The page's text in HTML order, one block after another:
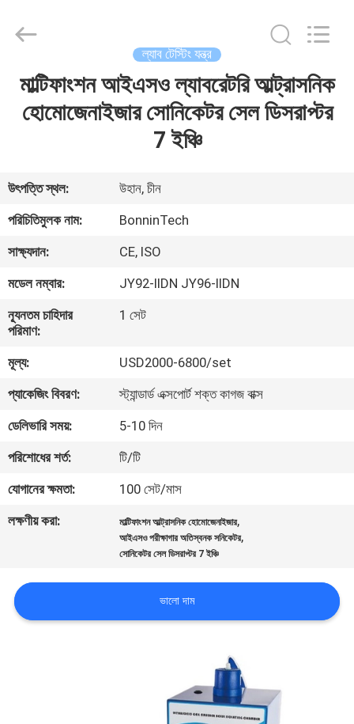
বাড়ি
ভিডিও
সম্পর্কে
কারখানা
মান
নিয়ন্ত্রণ
করুন
জন্য
আবেদন
Rights
ECER
ল্যাব টেস্টিং যন্ত্র
মাল্টিফাংশন আইএসও ল্যাবরেটরি আল্ট্রাসনিক
হোমোজেনাইজার সোনিকেটর সেল ডিসরাপ্টর
7 ইঞ্চি
উৎপত্তি স্থল:
উহান, চীন
পরিচিতিমুলক নাম:
BonninTech
সাক্ষ্যদান:
CE, ISO
মডেল নম্বার:
JY92-IIDN JY96-IIDN
ন্যূনতম চাহিদার
পরিমাণ:
1 সেট
মূল্য:
USD2000-6800/set
প্যাকেজিং বিবরণ:
স্ট্যান্ডার্ড এক্সপোর্ট শক্ত কাগজ বাক্স
ডেলিভারি সময়:
5-10 দিন
পরিশোধের শর্ত:
টি/টি
যোগানের ক্ষমতা:
100 সেট/মাস
লক্ষণীয় করা:
মাল্টিফাংশন আল্ট্রাসনিক হোমোজেনাইজার,
আইএসও পরীক্ষাগার অতিস্বনক সনিকেটর,
সোনিকেটর সেল ডিসরাপ্টর 7 ইঞ্চি
ভালো দাম